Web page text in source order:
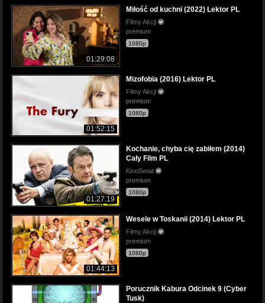
01:29:08
Miłość od kuchni (2022) Lektor PL
Filmy Akcji
premium
1080p
01:52:15
Mizofobia (2016) Lektor PL
Filmy Akcji
premium
1080p
01:27:19
Kochanie, chyba cię zabiłem (2014)
Cały Film PL
KinoSwiat
premium
1080p
01:44:13
Wesele w Toskanii (2014) Lektor PL
Filmy Akcji
premium
1080p
Porucznik Kabura Odcinek 9 (Cyber
Tusk)